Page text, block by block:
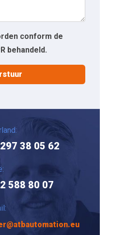
conform de
behandeld.
38 05 62
588 80 07